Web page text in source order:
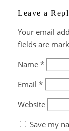
Leave a
Your email
fields are
Name *
Email *
Website
Save my